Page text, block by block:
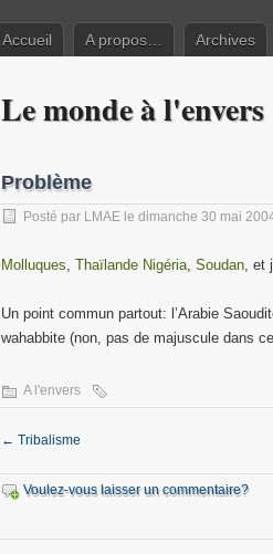
Accueil A propos… Archives
Le monde à l'envers
Problème
Posté par LMAE le dimanche 30 mai
Molluques, Thaïlande Nigéria, Soudan, et
Un point commun partout: l’Arabie
wahabbite (non, pas de majuscule dans
A l'envers
← Tribalisme
Voulez-vous laisser un commentaire?